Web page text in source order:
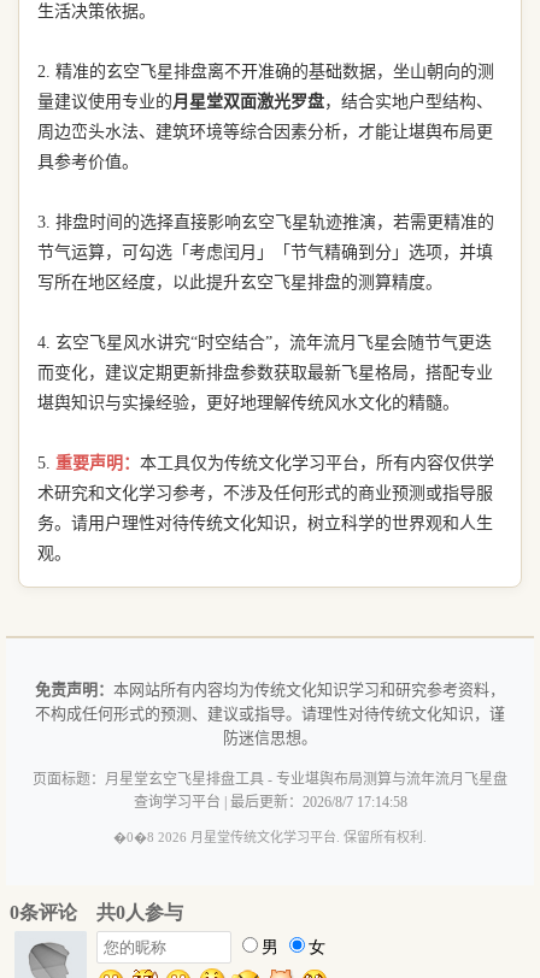
生活决策依据。
2. 精准的玄空飞星排盘离不开准确的基础数据，坐山朝向的测
量建议使用专业的 月星堂双面激光罗盘，结合实地户型结构、
周边峦头水法、建筑环境等综合因素分析，才能让堪舆布局更
具参考价值。
3. 排盘时间的选择直接影响玄空飞星轨迹推演，若需更精准的
节气运算，可勾选「考虑闰月」「节气精确到分」选项，并填
写所在地区经度，以此提升玄空飞星排盘的测算精度。
4. 玄空飞星风水讲究“时空结合”，流年流月飞星会随节气更迭
而变化，建议定期更新排盘参数获取最新飞星格局，搭配专业
堪舆知识与实操经验，更好地理解传统风水文化的精髓。
5. 重要声明： 本工具仅为传统文化学习平台，所有内容仅供学
术研究和文化学习参考，不涉及任何形式的商业预测或指导服
务。请用户理性对待传统文化知识，树立科学的世界观和人生
观。
免责声明： 本网站所有内容均为传统文化知识学习和研究参考资料，
不构成任何形式的预测、建议或指导。请理性对待传统文化知识，谨
防迷信思想。
页面标题：月星堂玄空飞星排盘工具 - 专业堪舆布局测算与流年流月飞星盘
查询学习平台 | 最后更新：2026/8/7 17:14:58
�0�8 2026 月星堂传统文化学习平台. 保留所有权利.